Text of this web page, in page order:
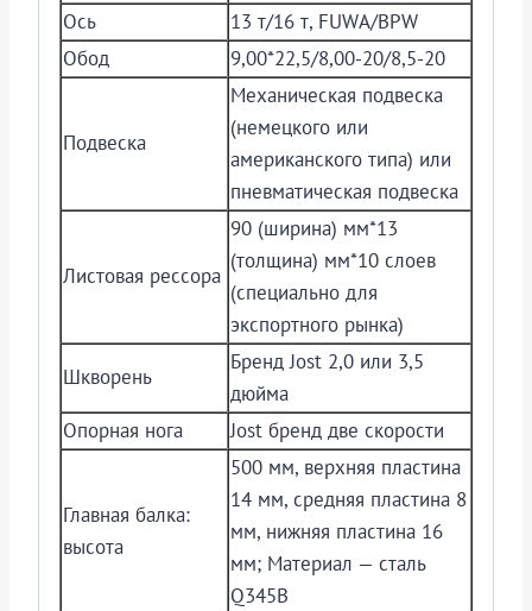
Ось
13 т/16 т, FUWA/BPW
Обод
9,00*22,5/8,00-20/8,5-20
Подвеска
Механическая подвеска
(немецкого или
американского типа) или
пневматическая подвеска
Листовая рессора
90 (ширина) мм*13
(толщина) мм*10 слоев
(специально для
экспортного рынка)
Шкворень
Бренд Jost 2,0 или 3,5
дюйма
Опорная нога
Jost бренд две скорости
Главная балка:
высота
500 мм, верхняя пластина
14 мм, средняя пластина 8
мм, нижняя пластина 16
мм; Материал — сталь
Q345B